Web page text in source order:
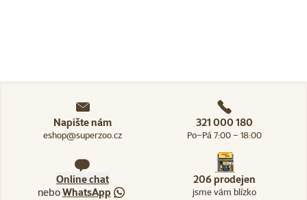
Napište nám
eshop@superzoo.cz
321 000 180
Po–Pá 7:00 – 18:00
Online chat
neboWhatsApp
206 prodejen
jsme vám blízko